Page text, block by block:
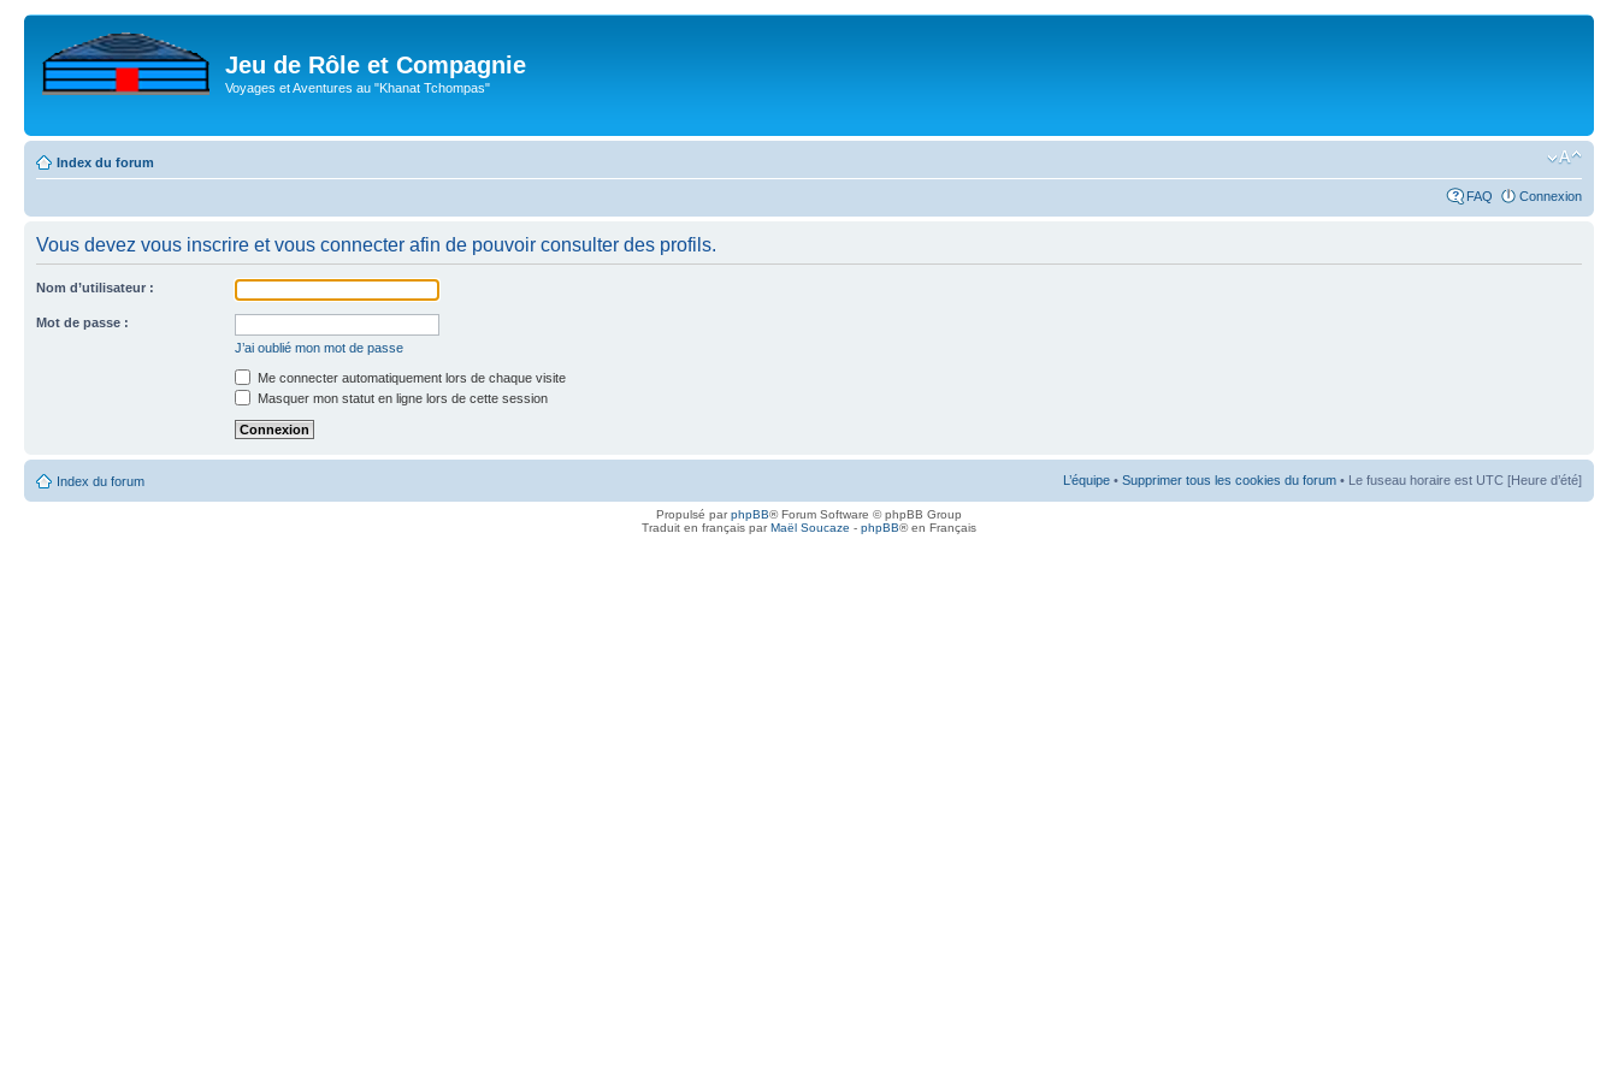
Jeu de Rôle et Compagnie
Voyages et Aventures au "Khanat Tchompas"
Index du forum
FAQ Connexion
Vous devez vous inscrire et vous connecter afin de pouvoir consulter des profils.
Nom d’utilisateur :
Mot de passe :
J’ai oublié mon mot de passe
Me connecter automatiquement lors de chaque visite
Masquer mon statut en ligne lors de cette session
Index du forum L’équipe • Supprimer tous les cookies du forum • Le fuseau horaire est UTC [Heure d’été]
Propulsé parphpBB® Forum Software © phpBB Group
Traduit en français parMaël Soucaze - phpBB® en Français